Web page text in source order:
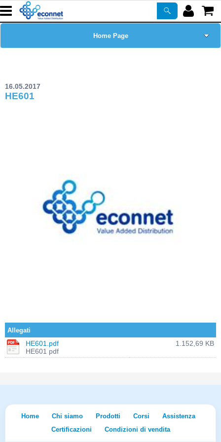
Home Page
Newsletter
PROMO ATTIVE
16.05.2017
HE601
Allegati
HE601.pdf
HE601 pdf
1.152,69 KB
Home Chi siamo Prodotti Corsi
Assistenza
Certificazioni
Condizioni di vendita